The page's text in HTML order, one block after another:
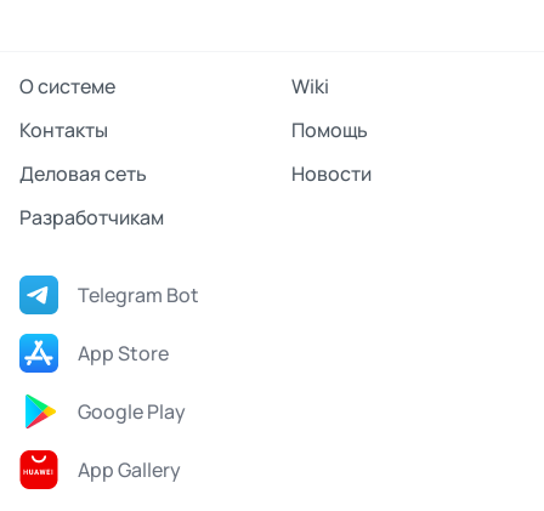
О системе
Wiki
Контакты
Помощь
Деловая сеть
Новости
Разработчикам
Telegram Bot
App Store
Google Play
App Gallery